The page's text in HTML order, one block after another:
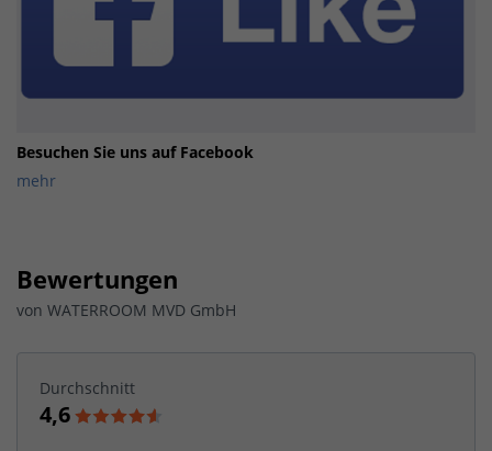
Besuchen Sie uns auf Facebook
mehr
Bewertungen
von WATERROOM MVD GmbH
Durchschnitt
4,6